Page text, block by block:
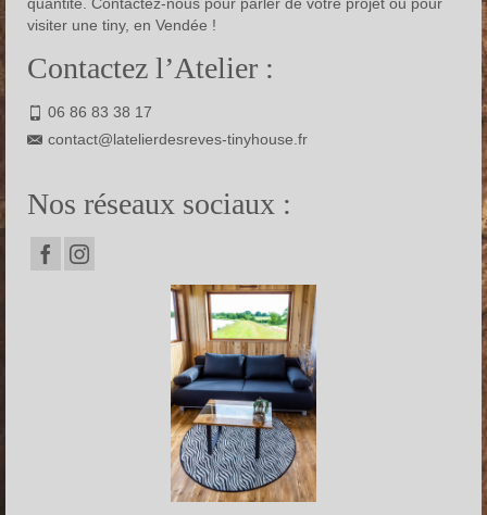
visiter une tiny, en Vendée !
Contactez l’Atelier :
06 86 83 38 17
contact@latelierdesreves-tinyhouse.fr
Nos réseaux sociaux :